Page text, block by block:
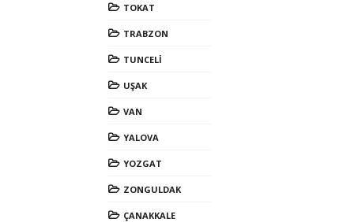
TOKAT
TRABZON
TUNCELİ
UŞAK
VAN
YALOVA
YOZGAT
ZONGULDAK
ÇANAKKALE